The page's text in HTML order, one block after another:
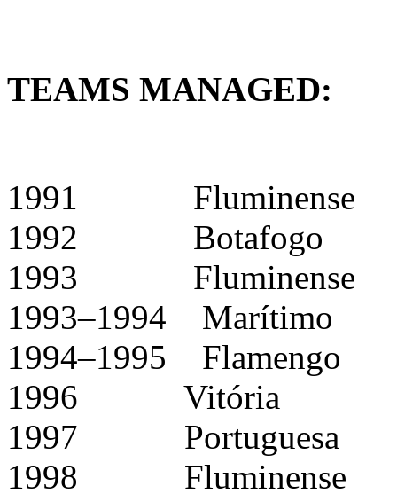
TEAMS MANAGED:
1991 Fluminense
1992 Botafogo
1993 Fluminense
1993–1994 Marítimo
1994–1995 Flamengo
1996 Vitória
1997 Portuguesa
1998 Fluminense